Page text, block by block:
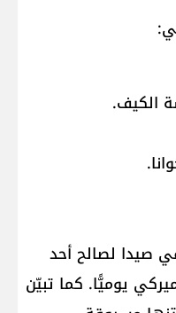
صيدا لصالح أحد
مبلغ ۲۰۰ دولار أميركي يوميًّا. كما تبيّن